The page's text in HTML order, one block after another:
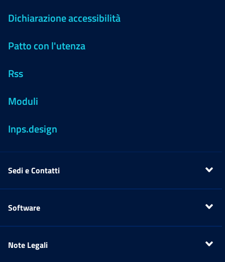
Dichiarazione accessibilità
Patto con l'utenza
Rss
Moduli
Inps.design
Sedi e Contatti
Software
Note Legali